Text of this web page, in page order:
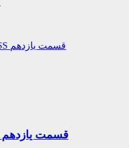
فیلم آموزش HTML & CSS قسمت یازدهم